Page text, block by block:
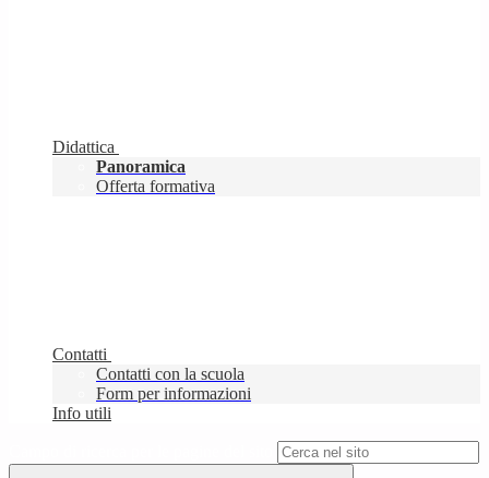
Didattica
Panoramica
Offerta formativa
Contatti
Contatti con la scuola
Form per informazioni
Info utili